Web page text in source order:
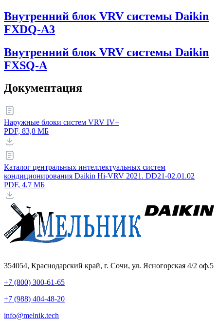
Внутренний блок VRV системы Daikin
FXDQ-A3
Внутренний блок VRV системы Daikin
FXSQ-A
Документация
Наружные блоки систем VRV IV+
PDF, 83,8 МБ
Каталог центральных интеллектуальных систем
кондиционирования Daikin Hi-VRV 2021. DD21-02.01.02
PDF, 4,7 МБ
354054, Краснодарский край, г. Сочи, ул. Ясногорская 4/2 оф.5
+7 (800) 300-61-65
+7 (988) 404-48-20
info@melnik.tech